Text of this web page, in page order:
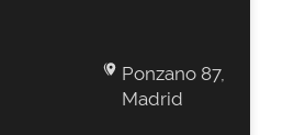
Ponzano 87,
Madrid